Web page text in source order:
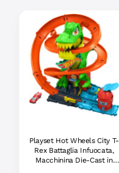
Playset Hot Wheels City T-
Rex Battaglia Infuocata,
Macchinina Die-Cast in